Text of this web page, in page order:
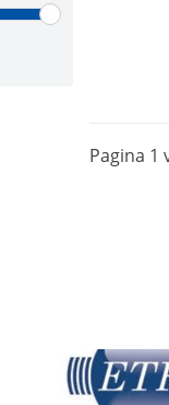
Pagina 1